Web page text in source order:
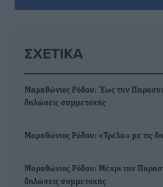
ΣΧΕΤΙΚΆ
Μαραθώνιος Ρόδου: Έως την
δηλώσεις συμμετοχής
Μαραθώνιος Ρόδου: «Τρέλα» με τις
Μαραθώνιος Ρόδου: Μέχρι την
δηλώσεις συμμετοχής